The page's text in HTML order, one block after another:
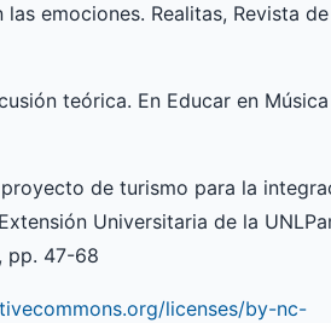
emociones. Realitas, Revista
teórica. En Educar en
de turismo para la
Universitaria de la
pp. 47-68
licenses/by-nc-